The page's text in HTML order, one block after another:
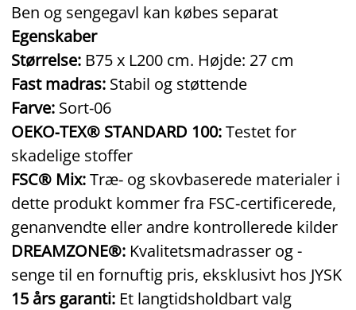
Ben og sengegavl kan købes separat
Egenskaber
Størrelse: B75 x L200 cm. Højde: 27 cm
Fast madras: Stabil og støttende
Farve: Sort‑06
OEKO‑TEX® STANDARD 100:Testet for
skadelige stoffer
FSC® Mix:Træ‑ og skovbaserede materialer i
dette produkt kommer fra FSC‑certificerede,
genanvendte eller andre kontrollerede kilder
DREAMZONE®: Kvalitetsmadrasser og -
senge til en fornuftig pris, eksklusivt hos JYSK
15 års garanti: Et langtidsholdbart valg